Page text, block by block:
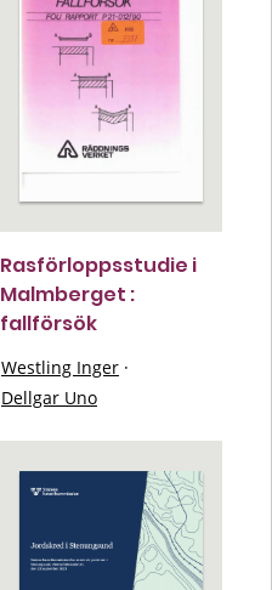
Rasförloppsstudie i
Malmberget :
fallförsök
Westling Inger ·
Dellgar Uno